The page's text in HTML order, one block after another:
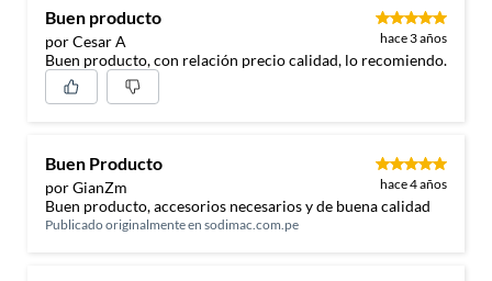
Buen producto
por Cesar A hace 3 años
Buen producto, con relación precio calidad, lo recomiendo.
Buen Producto
por GianZm hace 4 años
Buen producto, accesorios necesarios y de buena calidad
Publicado originalmente en sodimac.com.pe